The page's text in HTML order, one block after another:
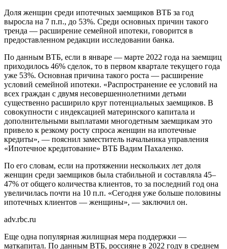
Доля женщин среди ипотечных заемщиков ВТБ за год
выросла на 7 п.п., до 53%. Среди основных причин такого
тренда — расширение семейной ипотеки, говорится в
предоставленном редакции исследовании банка.
По данным ВТБ, если в январе — марте 2022 года на заемщиц
приходилось 46% сделок, то в первом квартале текущего года
уже 53%. Основная причина такого роста — расширение
условий семейной ипотеки. «Распространение ее условий на
всех граждан с двумя несовершеннолетними детьми
существенно расширило круг потенциальных заемщиков. В
совокупности с индексацией материнского капитала и
дополнительными выплатами многодетным заемщикам это
привело к резкому росту спроса женщин на ипотечные
кредиты», — пояснил заместитель начальника управления
«Ипотечное кредитование» ВТБ Вадим Пахаленко.
По его словам, если на протяжении нескольких лет доля
женщин среди заемщиков была стабильной и составляла 45–
47% от общего количества клиентов, то за последний год она
увеличилась почти на 10 п.п. «Сегодня уже больше половины
ипотечных клиентов — женщины», — заключил он.
adv.rbc.ru
Еще одна популярная жилищная мера поддержки —
маткапитал. По данным ВТБ, россияне в 2022 году в среднем